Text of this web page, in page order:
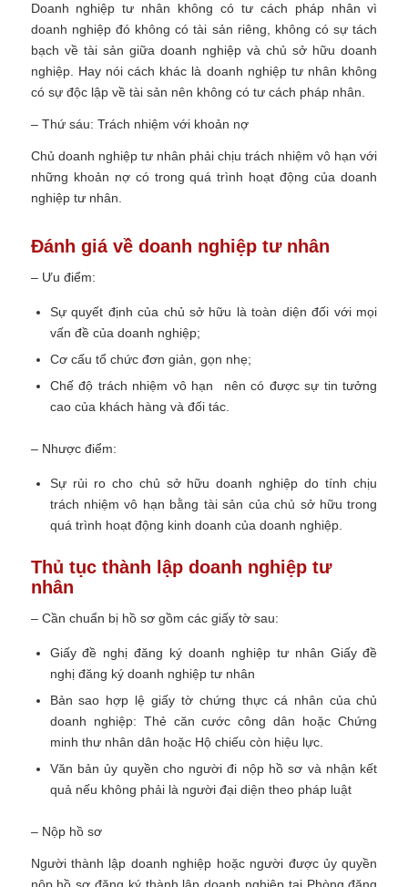
Doanh nghiệp tư nhân không có tư cách pháp nhân vì
doanh nghiệp đó không có tài sản riêng, không có sự tách
bạch về tài sản giữa doanh nghiệp và chủ sở hữu doanh
nghiệp. Hay nói cách khác là doanh nghiệp tư nhân không
có sự độc lập về tài sản nên không có tư cách pháp nhân.
– Thứ sáu: Trách nhiệm với khoản nợ
Chủ doanh nghiệp tư nhân phải chịu trách nhiệm vô hạn với
những khoản nợ có trong quá trình hoạt động của doanh
nghiệp tư nhân.
Đánh giá về doanh nghiệp tư nhân
– Ưu điểm:
Sự quyết định của chủ sở hữu là toàn diện đối với mọi
vấn đề của doanh nghiệp;
Cơ cấu tổ chức đơn giản, gọn nhẹ;
Chế độ trách nhiệm vô hạn nên có được sự tin tưởng
cao của khách hàng và đối tác.
– Nhược điểm:
Sự rủi ro cho chủ sở hữu doanh nghiệp do tính chịu
trách nhiệm vô hạn bằng tài sản của chủ sở hữu trong
quá trình hoạt động kinh doanh của doanh nghiệp.
Thủ tục thành lập doanh nghiệp tư
nhân
– Cần chuẩn bị hồ sơ gồm các giấy tờ sau:
Giấy đề nghị đăng ký doanh nghiệp tư nhân Giấy đề
nghị đăng ký doanh nghiệp tư nhân
Bản sao hợp lệ giấy tờ chứng thực cá nhân của chủ
doanh nghiệp: Thẻ căn cước công dân hoặc Chứng
minh thư nhân dân hoặc Hộ chiếu còn hiệu lực.
Văn bản ủy quyền cho người đi nộp hồ sơ và nhận kết
quả nếu không phải là người đại diện theo pháp luật
– Nộp hồ sơ
Người thành lập doanh nghiệp hoặc người được ủy quyền
nộp hồ sơ đăng ký thành lập doanh nghiệp tại Phòng đăng